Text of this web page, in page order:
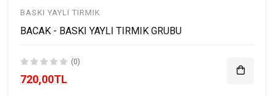
BASKI YAYLI TIRMIK
BACAK - BASKI YAYLI TIRMIK GRUBU
(0)
720,00TL